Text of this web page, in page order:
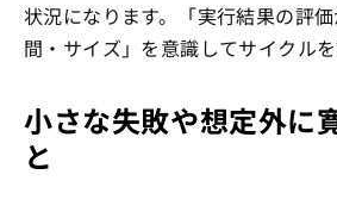
状況になります。「実行結果の評
間・サイズ」を意識してサイクルを
小さな失敗や想定外に
と